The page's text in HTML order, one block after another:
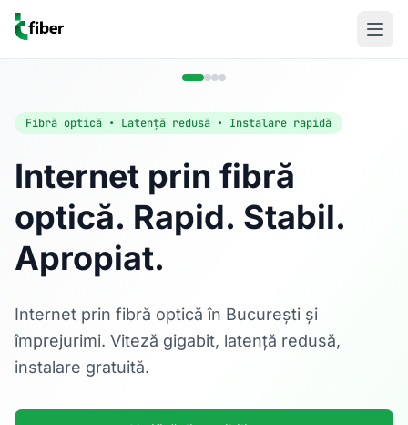
Fibră optică • Latență redusă • Instalare rapidă
Internet prin fibră
optică. Rapid. Stabil.
Apropiat.
Internet prin fibră optică în București și
împrejurimi. Viteză gigabit, latență redusă,
instalare gratuită.
Acasă
Internet Rezidențial
Fibră optică până la 1 Gbps, direct în casa ta.